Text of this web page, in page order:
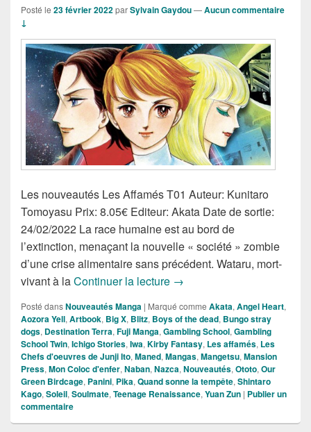
Posté le 23 février 2022parSylvain Gaydou—Aucun commentaire
↓
Les nouveautés Les Affamés T01 Auteur: Kunitaro
Tomoyasu Prix: 8.05€ Editeur: Akata Date de sortie:
24/02/2022 La race humaine est au bord de
l’extinction, menaçant la nouvelle « société » zombie
d’une crise alimentaire sans précédent. Wataru, mort-
vivant à laContinuer la lecture Nouveautés Mangas de la
→
Posté dansNouveautés Manga | Marqué comme Akata, Angel Heart,
Aozora Yell, Artbook, Big X, Blitz, Boys of the dead, Bungo stray
dogs, Destination Terra, Fuji Manga, Gambling School, Gambling
School Twin, Ichigo Stories, Iwa, Kirby Fantasy, Les affamés, Les
Chefs d'oeuvres de Junji Ito, Maned, Mangas, Mangetsu, Mansion
Press, Mon Coloc d'enfer, Naban, Nazca, Nouveautés, Ototo, Our
Green Birdcage, Panini, Pika, Quand sonne la tempête, Shintaro
Kago, Soleil, Soulmate, Teenage Renaissance, Yuan Zun | Publier un
commentaire